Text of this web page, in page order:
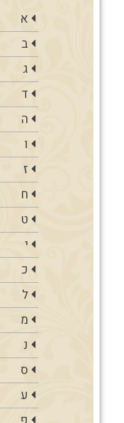
א
ב
ג
ד
ה
ו
ז
ח
ט
י
כ
ל
מ
נ
ס
ע